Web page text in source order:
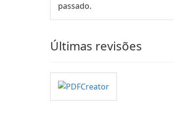
passado.
Últimas revisões